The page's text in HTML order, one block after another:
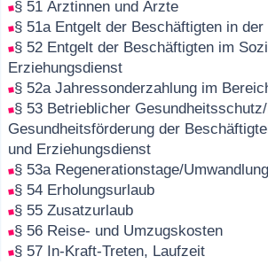
§ 51 Ärztinnen und Ärzte
§ 51a Entgelt der Beschäftigten in der
§ 52 Entgelt der Beschäftigten im
Erziehungsdienst
§ 52a Jahressonderzahlung im
§ 53 Betrieblicher
Gesundheitsförderung der
und Erziehungsdienst
§ 53a Regenerationstage/
§ 54 Erholungsurlaub
§ 55 Zusatzurlaub
§ 56 Reise- und Umzugskosten
§ 57 In-Kraft-Treten, Laufzeit